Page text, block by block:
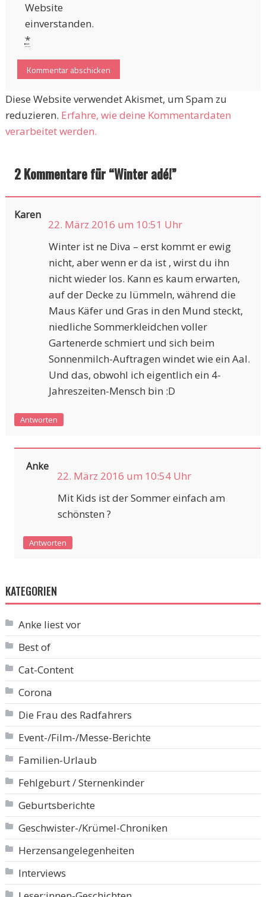
Website
einverstanden.
*
Diese Website verwendet Akismet, um Spam zu
reduzieren. Erfahre, wie deine Kommentardaten
verarbeitet werden.
2 Kommentare für “Winter adé!”
Karen
22. März 2016 um 10:51 Uhr
Winter ist ne Diva – erst kommt er ewig
nicht, aber wenn er da ist , wirst du ihn
nicht wieder los. Kann es kaum erwarten,
auf der Decke zu lümmeln, während die
Maus Käfer und Gras in den Mund steckt,
niedliche Sommerkleidchen voller
Gartenerde schmiert und sich beim
Sonnenmilch-Auftragen windet wie ein Aal.
Und das, obwohl ich eigentlich ein 4-
Jahreszeiten-Mensch bin :D
Antworten
Anke
22. März 2016 um 10:54 Uhr
Mit Kids ist der Sommer einfach am
schönsten ?
Antworten
KATEGORIEN
Anke liest vor
Best of
Cat-Content
Corona
Die Frau des Radfahrers
Event-/Film-/Messe-Berichte
Familien-Urlaub
Fehlgeburt / Sternenkinder
Geburtsberichte
Geschwister-/Krümel-Chroniken
Herzensangelegenheiten
Interviews